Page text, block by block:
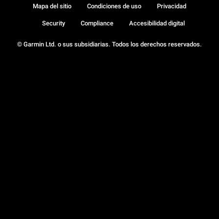
© Garmin Ltd. o sus subsidiarias. Todos los derechos reservados.
Mapa del sitio Condiciones de uso Privacidad
Security Compliance Accesibilidad digital